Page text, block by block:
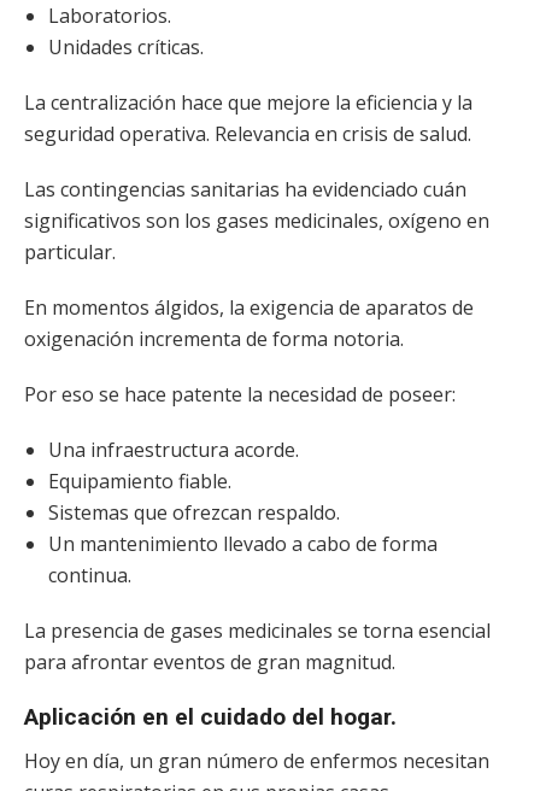
Laboratorios.
Unidades críticas.
La centralización hace que mejore la eficiencia y la
seguridad operativa. Relevancia en crisis de salud.
Las contingencias sanitarias ha evidenciado cuán
significativos son los gases medicinales, oxígeno en
particular.
En momentos álgidos, la exigencia de aparatos de
oxigenación incrementa de forma notoria.
Por eso se hace patente la necesidad de poseer:
Una infraestructura acorde.
Equipamiento fiable.
Sistemas que ofrezcan respaldo.
Un mantenimiento llevado a cabo de forma
continua.
La presencia de gases medicinales se torna esencial
para afrontar eventos de gran magnitud.
Aplicación en el cuidado del hogar.
Hoy en día, un gran número de enfermos necesitan